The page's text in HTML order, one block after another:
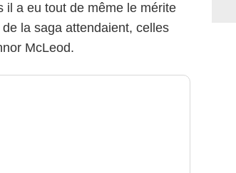
il a eu tout de même le mérite
la saga attendaient, celles
McLeod.
Payne